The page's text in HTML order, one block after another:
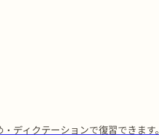
ディクテーションで復習できます。